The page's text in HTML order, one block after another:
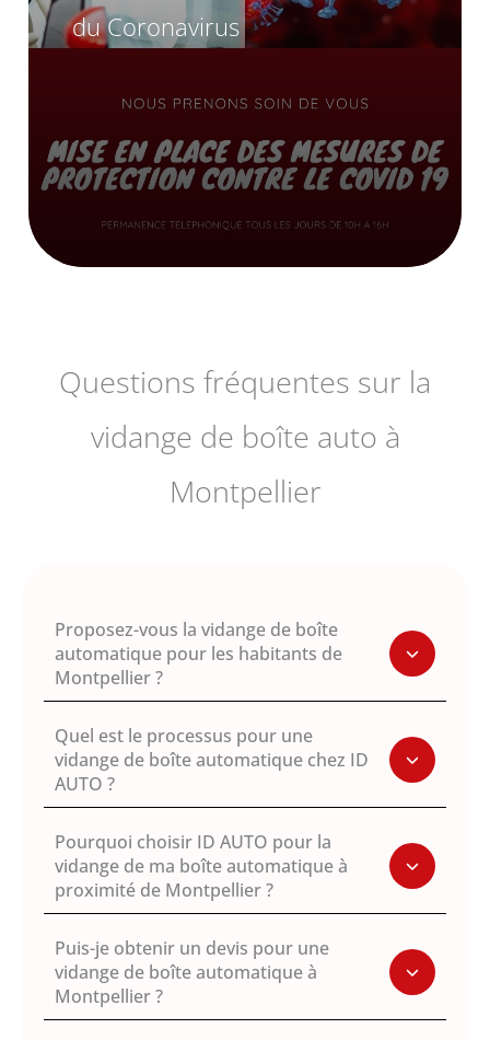
du Coronavirus
Questions fréquentes sur la
vidange de boîte auto à
Montpellier
Proposez-vous la vidange de boîte
automatique pour les habitants de
Montpellier ?
Quel est le processus pour une
vidange de boîte automatique chez ID
AUTO ?
Pourquoi choisir ID AUTO pour la
vidange de ma boîte automatique à
proximité de Montpellier ?
Puis-je obtenir un devis pour une
vidange de boîte automatique à
Montpellier ?